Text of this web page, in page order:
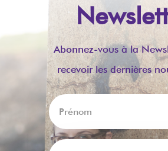
Abonnez-vous à la
recevoir les dernières